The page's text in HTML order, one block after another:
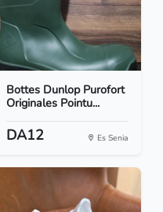
Bottes Dunlop Purofort
Originales Pointu...
DA12 Es Senia